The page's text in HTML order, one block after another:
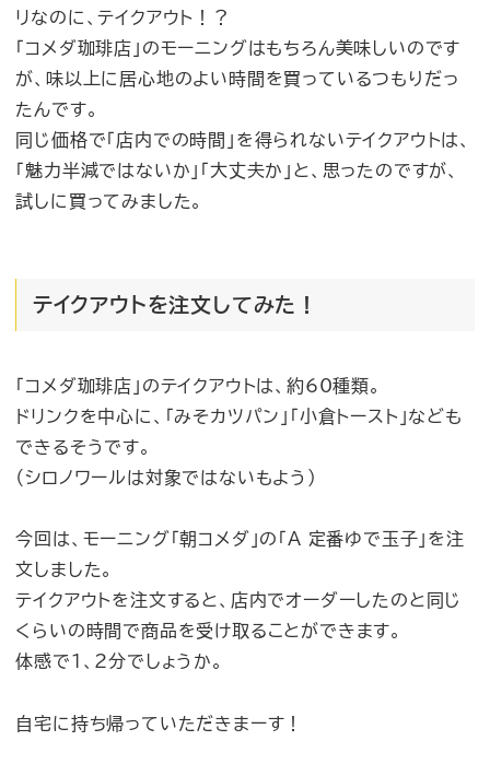
リなのに、テイクアウト！？
「コメダ珈琲店」のモーニングはもちろん美味しいのです
が、味以上に居心地のよい時間を買っているつもりだっ
たんです。
同じ価格で「店内での時間」を得られないテイクアウトは、
「魅力半減ではないか」「大丈夫か」と、思ったのですが、
試しに買ってみました。
テイクアウトを注文してみた！
「コメダ珈琲店」のテイクアウトは、約60種類。
ドリンクを中心に、「みそカツパン」「小倉トースト」なども
できるそうです。
（シロノワールは対象ではないもよう）
今回は、モーニング「朝コメダ」の「A 定番ゆで玉子」を注
文しました。
テイクアウトを注文すると、店内でオーダーしたのと同じ
くらいの時間で商品を受け取ることができます。
体感で1、2分でしょうか。
自宅に持ち帰っていただきまーす！